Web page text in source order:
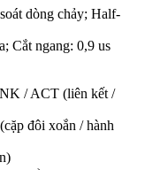
dòng chảy; Half-
Cắt ngang: 0,9 us
/ ACT (liên kết /
đôi xoắn / hành